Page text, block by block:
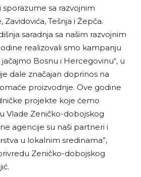
sporazume sa razvojnim
Tešnja i Žepča.
saradnja sa našim razvojnim
realizovali smo kampanju
Bosnu i Hercegovinu“, u
dale značajan doprinos na
proizvodnje. Ove godine
projekte koje ćemo
Vlade Zeničko-dobojskog
agencije su naši partneri i
u lokalnim sredinama”,
Zeničko-dobojskog